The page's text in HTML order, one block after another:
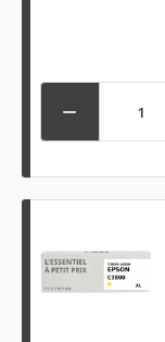
